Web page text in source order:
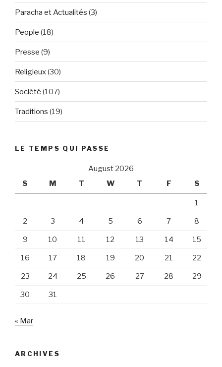
Paracha et Actualités (3)
People (18)
Presse (9)
Religieux(30)
Société (107)
Traditions (19)
LE TEMPS QUI PASSE
August 2026
S
M T W T F S
1
2 3 4 5 6 7 8
9 10 11 12 13 14 15
16 17 18 19 20 21 22
23 24 25 26 27 28 29
30 31
« Mar
ARCHIVES